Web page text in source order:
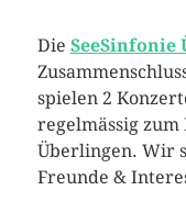
Die SeeSinfonie
spielen 2
regelmässig
Überlingen. Wir
Freunde &